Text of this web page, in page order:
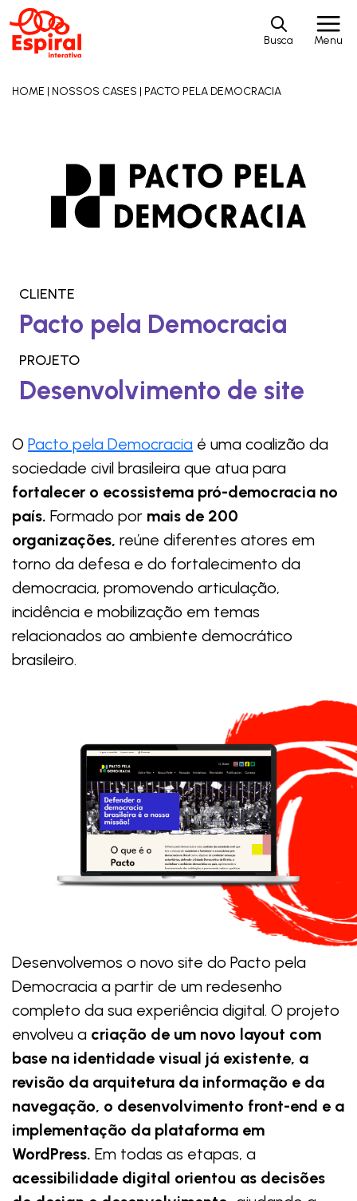
Busca Menu
HOME | NOSSOS CASES | PACTO PELA DEMOCRACIA
CLIENTE
Pacto pela Democracia
PROJETO
Desenvolvimento de site
O Pacto pela Democracia é uma coalizão da
sociedade civil brasileira que atua para
fortalecer o ecossistema pró-democracia no
país. Formado por mais de 200
organizações, reúne diferentes atores em
torno da defesa e do fortalecimento da
democracia, promovendo articulação,
incidência e mobilização em temas
relacionados ao ambiente democrático
brasileiro.
Desenvolvemos o novo site do Pacto pela
Democracia a partir de um redesenho
completo da sua experiência digital. O projeto
envolveu a criação de um novo layout com
base na identidade visual já existente, a
revisão da arquitetura da informação e da
navegação, o desenvolvimento front-end e a
implementação da plataforma em
WordPress. Em todas as etapas, a
acessibilidade digital orientou as decisões